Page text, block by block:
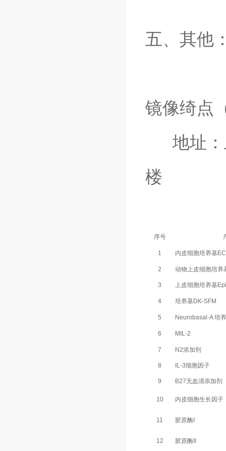
五、其他
镜像绮点
地址：
楼
序号
1 内皮细胞培养基
2 动物上皮细胞培养
3 上皮细胞培养基
4 培养基DK-SFM
5 Neurobasal-A 培
6 MIL-2
7 N2添加剂
8 IL-3细胞因子
9 B27无血清添加剂
10 内皮细胞生长因子
11 胶原酶I
12 胶原酶II